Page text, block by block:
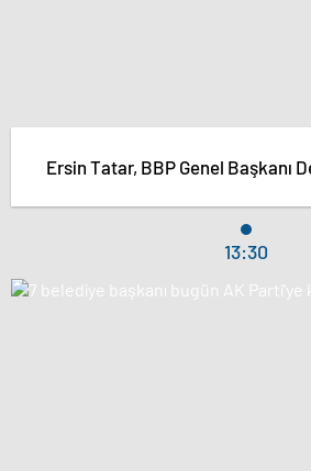
Ersin Tatar, BBP Genel Başkanı
13:30